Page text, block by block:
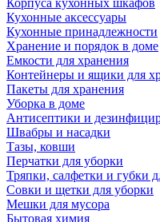
Корпуса кухонных шкафов
Кухонные аксессуары
Кухонные принадлежности
Хранение и порядок в доме
Емкости для хранения
Контейнеры и ящики для
Пакеты для хранения
Уборка в доме
Антисептики и
Швабры и насадки
Тазы, ковши
Перчатки для уборки
Тряпки, салфетки и губки
Совки и щетки для уборки
Мешки для мусора
Бытовая химия